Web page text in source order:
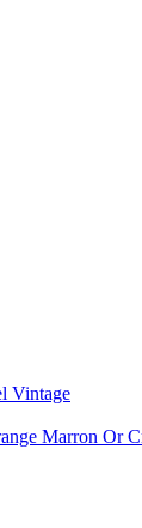
Vintage
Marron Or